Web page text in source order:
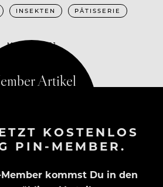
INSEKTEN PÂTISSERIE
MAI 19, 2021
KOSTENLOS
PIN-MEMBER.
kommst Du in den